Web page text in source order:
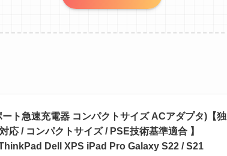
ト急速充電器 コンパクトサイズ ACアダプタ)【独
/ コンパクトサイズ / PSE技術基準適合 】
Dell XPS iPad Pro Galaxy S22 / S21